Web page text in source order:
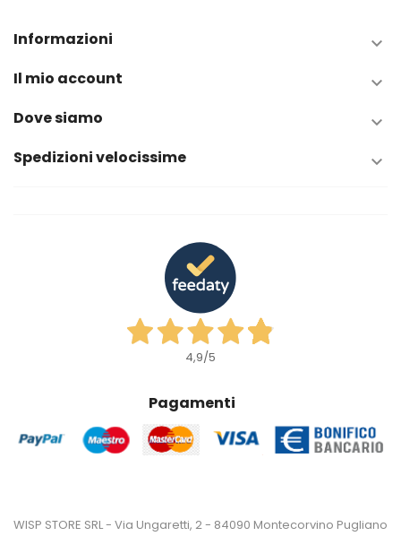
Informazioni 
Il mio account 
Dove siamo 
Spedizioni velocissime 
4,9/5
Pagamenti
WISP STORE SRL - Via Ungaretti, 2 - 84090 Montecorvino Pugliano